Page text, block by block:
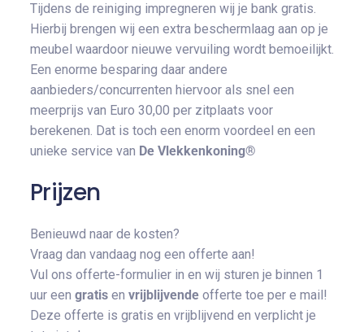
Tijdens de reiniging impregneren wij je bank gratis.
Hierbij brengen wij een extra beschermlaag aan op je
meubel waardoor nieuwe vervuiling wordt bemoeilijkt.
Een enorme besparing daar andere
aanbieders/concurrenten hiervoor als snel een
meerprijs van Euro 30,00 per zitplaats voor
berekenen. Dat is toch een enorm voordeel en een
unieke service van De Vlekkenkoning®
Prijzen
Benieuwd naar de kosten?
Vraag dan vandaag nog een offerte aan!
Vul ons offerte-formulier in en wij sturen je binnen 1
uur een gratis en vrijblijvendeofferte toe per e mail!
Deze offerte is gratis en vrijblijvend en verplicht je